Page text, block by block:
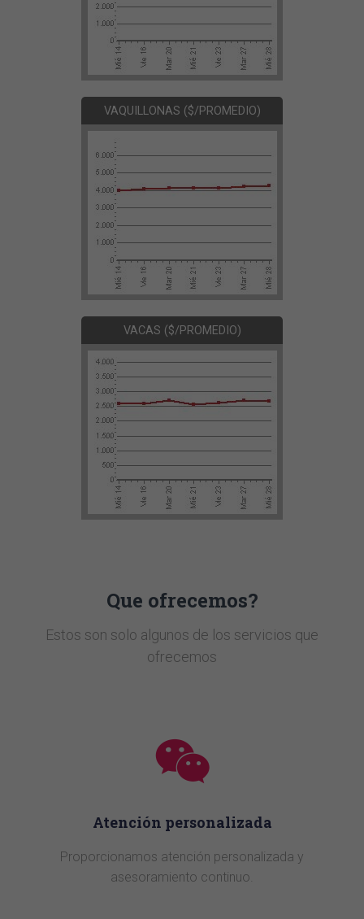
VAQUILLONAS ($/PROMEDIO)
VACAS ($/PROMEDIO)
Que ofrecemos?
Estos son solo algunos de los servicios que
ofrecemos
Atención personalizada
Proporcionamos atención personalizada y
asesoramiento continuo.